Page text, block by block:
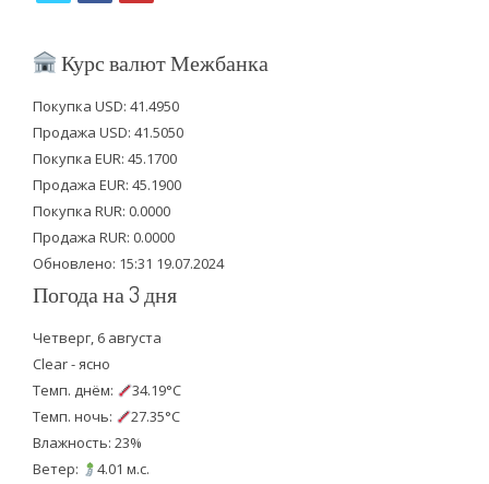
i
t
e
r
c
b
o
o
k
u
u
b
e
Курс валют Межбанка
Покупка USD: 41.4950
Продажа USD: 41.5050
Покупка EUR: 45.1700
Продажа EUR: 45.1900
Покупка RUR: 0.0000
Продажа RUR: 0.0000
Обновлено: 15:31 19.07.2024
Погода на 3 дня
Четверг, 6 августа
Clear - ясно
Темп. днём:
34.19°C
Темп. ночь:
27.35°C
Влажность: 23%
Ветер:
4.01 м.с.